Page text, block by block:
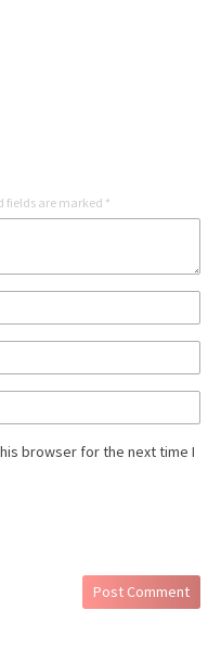
fields are marked *
browser for the next time I